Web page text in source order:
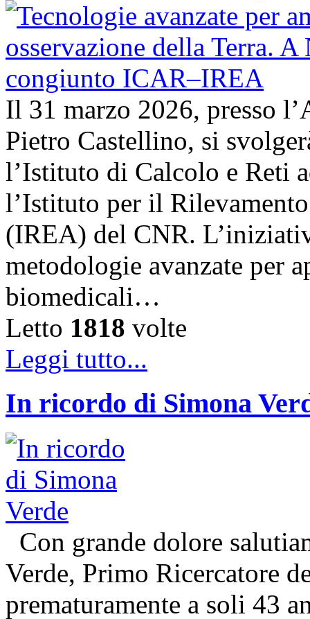
Il 31 marzo 2026, presso
Pietro Castellino, si
l’Istituto di Calcolo e Reti
l’Istituto per il
(IREA) del CNR.
metodologie avanzate per
biomedicali…
Letto 1818 volte
Leggi tutto...
In ricordo di Simona
Con grande dolore
Verde, Primo Ricercatore
prematuramente a soli 43